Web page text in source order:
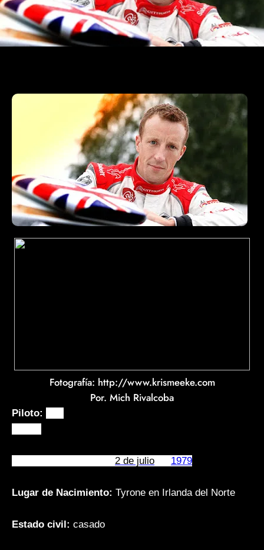
Fotografía: http://www.krismeeke.com
Por. Mich Rivalcoba
Piloto:
2 de julio 1979
Lugar de Nacimiento: Tyrone en Irlanda del Norte
Estado civil: casado